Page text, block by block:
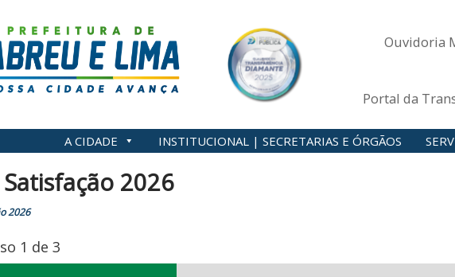
Ouvidoria
Portal da
A CIDADE INSTITUCIONAL | SECRETARIAS E ÓRGÃOS
2026
2026
1 de 3